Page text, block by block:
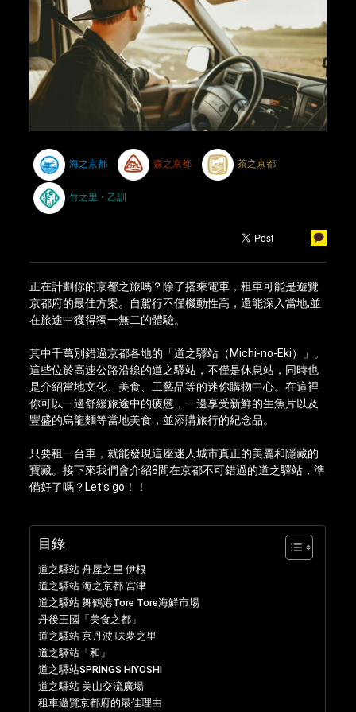
海之京都 森之京都 茶之京都
竹之里・乙訓
正在計劃你的京都之旅嗎？除了搭乘電車，租車可能是遊覽
京都府的最佳方案。自駕行不僅機動性高，還能深入當地,並
在旅途中獲得獨一無二的體驗。
其中千萬別錯過京都各地的「道之驛站（Michi-no-Eki）」。
這些位於高速公路沿線的道之驛站，不僅是休息站，同時也
是介紹當地文化、美食、工藝品等的迷你購物中心。在這裡
你可以一邊舒緩旅途中的疲憊，一邊享受新鮮的生魚片以及
豐盛的烏龍麵等當地美食，並添購旅行的紀念品。
只要租一台車，就能發現這座迷人城市真正的美麗和隱藏的
寶藏。接下來我們會介紹8間在京都不可錯過的道之驛站，準
備好了嗎？Let’s go！！
目錄
道之驛站 舟屋之里 伊根
道之驛站 海之京都 宮津
道之驛站 舞鶴港Tore Tore海鮮市場
丹後王國「美食之都」
道之驛站 京丹波 味夢之里
道之驛站「和」
道之驛站SPRINGS HIYOSHI
道之驛站 美山交流廣場
租車遊覽京都府的最佳理由